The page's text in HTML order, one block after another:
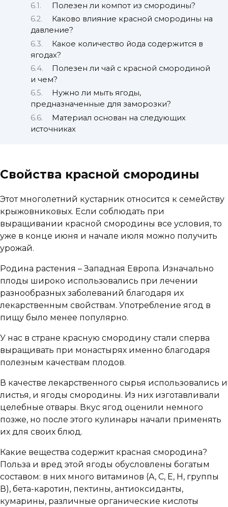
Полезен ли компот из смородины?
Каково влияние красной смородины на
давление?
Какое количество йода содержится в
ягодах?
Полезен ли чай с красной смородиной
и чем?
Нужно ли мыть ягоды,
предназначенные для заморозки?
Материал основан на следующих
источниках
Свойства красной смородины
Этот многолетний кустарник относится к семейству
крыжовниковых. Если соблюдать при
выращивании красной смородины все условия, то
уже в конце июня и начале июля можно получить
урожай.
Родина растения – Западная Европа. Изначально
плоды широко использовались при лечении
разнообразных заболеваний благодаря их
лекарственным свойствам. Употребление ягод в
пищу было менее популярно.
У нас в стране красную смородину стали сперва
выращивать при монастырях именно благодаря
полезным качествам плодов.
В качестве лекарственного сырья использовались и
листья, и ягоды смородины. Из них изготавливали
целебные отвары. Вкус ягод оценили немного
позже, но после этого кулинары начали применять
их для своих блюд.
Какие вещества содержит красная смородина?
Польза и вред этой ягоды обусловлены богатым
составом: в них много витаминов (А, С, Е, Н, группы
В), бета-каротин, пектины, антиоксиданты,
кумарины, различные органические кислоты